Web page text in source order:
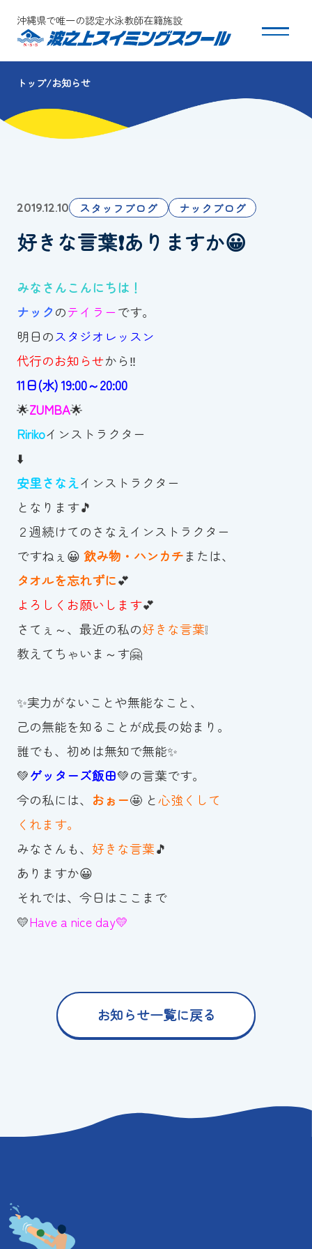
沖縄県で唯一の認定水泳教師在籍施設
スクールについて
コース・クラス紹介
団体会員募集
採用情報
お知らせ
カレンダー
波スイタイムズ
Tel.098-863-7264
平日 9:00～22:00｜土祝 9:00～21:00
メールでお問い合わせ
スイミングスクールの
体験申し込みはこちら!
トップ お知らせ
2019.12.10 スタッフブログ ナックブログ
好きな言葉❗️ありますか😀
みなさんこんにちは！
ナックのテイラーです。
明日のスタジオレッスン
代行のお知らせから‼️
11日(水) 19:00～20:00
🌟ZUMBA🌟
Ririkoインストラクター
⬇️
安里さなえインストラクター
となります🎵
２週続けてのさなえインストラクター
ですねぇ😀 飲み物・ハンカチまたは、
タオルを忘れずに💕
よろしくお願いします💕
さてぇ～、最近の私の好きな言葉❕
教えてちゃいま～す🤗
✨実力がないことや無能なこと、
己の無能を知ることが成長の始まり。
誰でも、初めは無知で無能✨
💚ゲッターズ飯田💚の言葉です。
今の私には、 おぉー🤩 と心強くして
くれます。
みなさんも、 好きな言葉🎵
ありますか😀
それでは、今日はここまで
💛Have a nice day💛
お知らせ一覧に戻る